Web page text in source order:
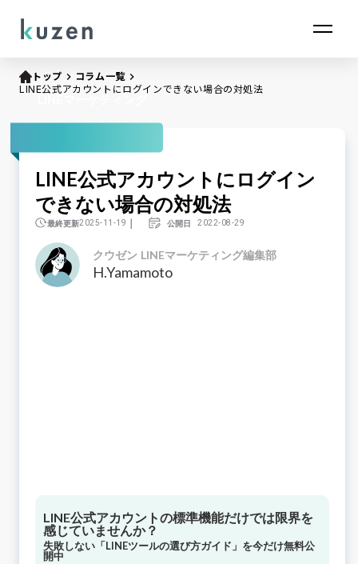
トップ keyboard_arrow_right コラム一覧keyboard_arrow_right
LINE公式アカウントにログインできない場合の対処法
LINE公式アカウントにログイン
できない場合の対処法
最終更新2025-11-19 ｜ 公開日 2022-08-29
クウゼン LINEマーケティング編集部
H.Yamamoto
LINE公式アカウントの標準機能だけでは限界を
感じていませんか？
失敗しない「LINEツールの選び方ガイド」を今だけ無料公
開中